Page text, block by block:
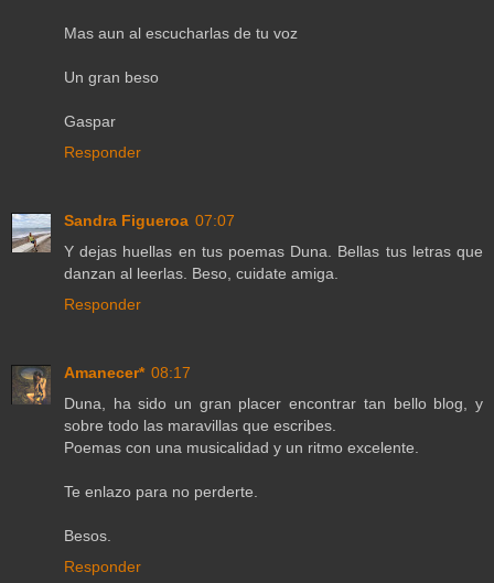
Mas aun al escucharlas de tu voz
Un gran beso
Gaspar
Responder
Sandra Figueroa 07:07
Y dejas huellas en tus poemas Duna. Bellas tus letras que
danzan al leerlas. Beso, cuidate amiga.
Responder
Amanecer* 08:17
Duna, ha sido un gran placer encontrar tan bello blog, y
sobre todo las maravillas que escribes.
Poemas con una musicalidad y un ritmo excelente.
Te enlazo para no perderte.
Besos.
Responder